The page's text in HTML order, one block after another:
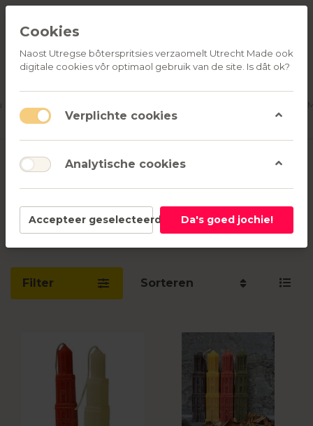
PRODUCTEN
RELATIEGESCHENKEN
ONS
Kaarsen van Torens
1-3van3
Nieuwsgierig naar Kaarsen van Torens? Lees
Filter Sorteren
Cookies
Naost Utregse bôterspritsies verzaomelt Utrecht Made ook
digitale cookies vôr optimaol gebruik van de site. Is dât ok?
Verplichte cookies
Analytische cookies
Accepteer geselecteerd Da's goed jochie!